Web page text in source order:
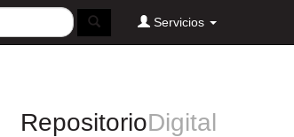
Servicios
RepositorioDigital